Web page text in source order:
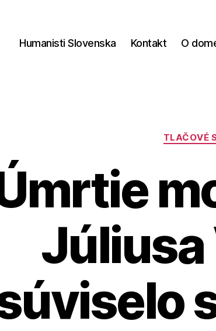
Humanisti Slovenska Kontakt O
TLAČOVÉ